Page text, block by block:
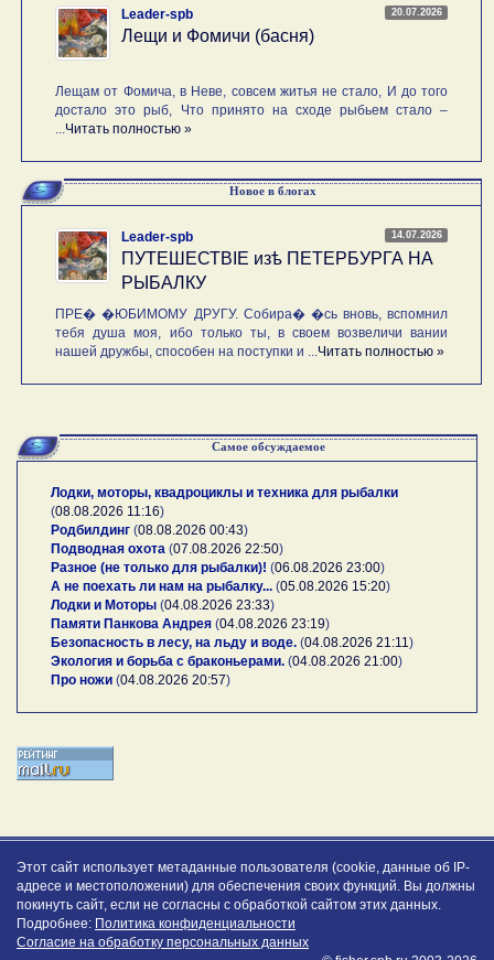
20.07.2026
Leader-spb
Лещи и Фомичи (басня)
Лещам от Фомича, в Неве, совсем житья не стало, И до того
достало это рыб, Что принято на сходе рыбьем стало –
Читать полностью »
Новое в блогах
14.07.2026
Leader-spb
ПУТЕШЕСТВIE изѣ ПЕТЕРБУРГА НА
РЫБАЛКУ
ПРЕ� �ЮБИМОМУ ДРУГУ. Собира� �сь вновь, вспомнил
тебя душа моя, ибо только ты, в своем возвеличи вании
нашей дружбы, способен на поступки и ... Читать полностью »
Самое обсуждаемое
Лодки, моторы, квадроциклы и техника для рыбалки
(08.08.2026 11:16)
Родбилдинг (08.08.2026 00:43)
Подводная охота (07.08.2026 22:50)
Разное (не только для рыбалки)! (06.08.2026 23:00)
А не поехать ли нам на рыбалку... (05.08.2026 15:20)
Лодки и Моторы (04.08.2026 23:33)
Памяти Панкова Андрея (04.08.2026 23:19)
Безопасность в лесу, на льду и воде. (04.08.2026 21:11 )
Экология и борьба с браконьерами. (04.08.2026 21:00)
Про ножи (04.08.2026 20:57)
Этот сайт использует метаданные пользователя (cookie, данные об IP-
адресе и местоположении) для обеспечения своих функций. Вы должны
покинуть сайт, если не согласны с обработкой сайтом этих данных.
Подробнее: Политика конфиденциальности
Согласие на обработку персональных данных